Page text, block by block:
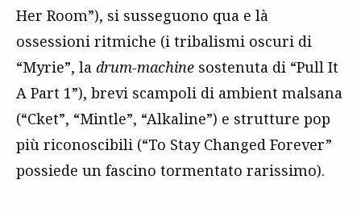
Her Room”), si susseguono qua e là
ossessioni ritmiche (i tribalismi oscuri di
“Myrie”, la drum-machine sostenuta di “Pull It
A Part 1”), brevi scampoli di ambient malsana
(“Cket”, “Mintle”, “Alkaline”) e strutture pop
più riconoscibili (“To Stay Changed Forever”
possiede un fascino tormentato rarissimo).